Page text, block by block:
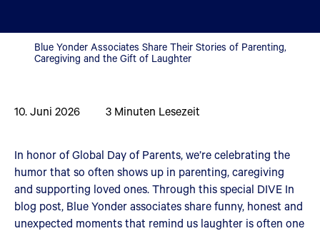
Blue Yonder Associates Share Their Stories of Parenting,
Caregiving and the Gift of Laughter
10. Juni 2026 3 Minuten Lesezeit
In honor of Global Day of Parents, we’re celebrating the
humor that so often shows up in parenting, caregiving
and supporting loved ones. Through this special DIVE In
blog post, Blue Yonder associates share funny, honest and
unexpected moments that remind us laughter is often one